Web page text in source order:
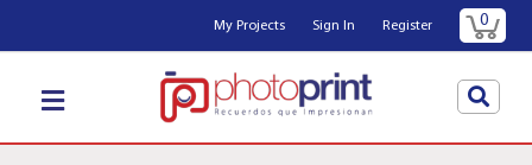
My Projects Sign In Register 0